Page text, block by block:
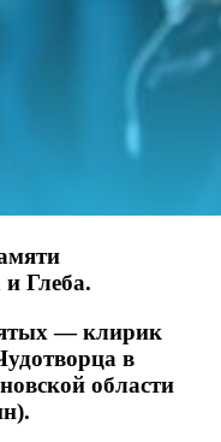
Глеба.
— клирик
в
области